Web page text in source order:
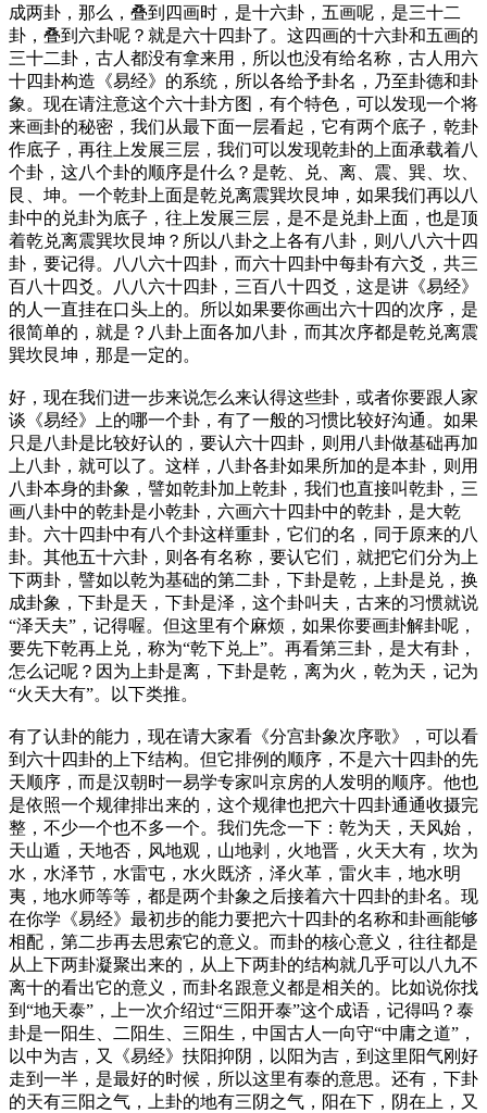
成两卦，那么，叠到四画时，是十六卦，五画呢，是三十二
卦，叠到六卦呢？就是六十四卦了。这四画的十六卦和五画的
三十二卦，古人都没有拿来用，所以也没有给名称，古人用六
十四卦构造《易经》的系统，所以各给予卦名，乃至卦德和卦
象。现在请注意这个六十卦方图，有个特色，可以发现一个将
来画卦的秘密，我们从最下面一层看起，它有两个底子，乾卦
作底子，再往上发展三层，我们可以发现乾卦的上面承载着八
个卦，这八个卦的顺序是什么？是乾、兑、离、震、巽、坎、
艮、坤。一个乾卦上面是乾兑离震巽坎艮坤，如果我们再以八
卦中的兑卦为底子，往上发展三层，是不是兑卦上面，也是顶
着乾兑离震巽坎艮坤？所以八卦之上各有八卦，则八八六十四
卦，要记得。八八六十四卦，而六十四卦中每卦有六爻，共三
百八十四爻。八八六十四卦，三百八十四爻，这是讲《易经》
的人一直挂在口头上的。所以如果要你画出六十四的次序，是
很简单的，就是？八卦上面各加八卦，而其次序都是乾兑离震
巽坎艮坤，那是一定的。
好，现在我们进一步来说怎么来认得这些卦，或者你要跟人家
谈《易经》上的哪一个卦，有了一般的习惯比较好沟通。如果
只是八卦是比较好认的，要认六十四卦，则用八卦做基础再加
上八卦，就可以了。这样，八卦各卦如果所加的是本卦，则用
八卦本身的卦象，譬如乾卦加上乾卦，我们也直接叫乾卦，三
画八卦中的乾卦是小乾卦，六画六十四卦中的乾卦，是大乾
卦。六十四卦中有八个卦这样重卦，它们的名，同于原来的八
卦。其他五十六卦，则各有名称，要认它们，就把它们分为上
下两卦，譬如以乾为基础的第二卦，下卦是乾，上卦是兑，换
成卦象，下卦是天，下卦是泽，这个卦叫夫，古来的习惯就说
“泽天夫”，记得喔。但这里有个麻烦，如果你要画卦解卦呢，
要先下乾再上兑，称为“乾下兑上”。再看第三卦，是大有卦，
怎么记呢？因为上卦是离，下卦是乾，离为火，乾为天，记为
“火天大有”。以下类推。
有了认卦的能力，现在请大家看《分宫卦象次序歌》，可以看
到六十四卦的上下结构。但它排例的顺序，不是六十四卦的先
天顺序，而是汉朝时一易学专家叫京房的人发明的顺序。他也
是依照一个规律排出来的，这个规律也把六十四卦通通收摄完
整，不少一个也不多一个。我们先念一下：乾为天，天风始，
天山遁，天地否，风地观，山地剥，火地晋，火天大有，坎为
水，水泽节，水雷屯，水火既济，泽火革，雷火丰，地水明
夷，地水师等等，都是两个卦象之后接着六十四卦的卦名。现
在你学《易经》最初步的能力要把六十四卦的名称和卦画能够
相配，第二步再去思索它的意义。而卦的核心意义，往往都是
从上下两卦凝聚出来的，从上下两卦的结构就几乎可以八九不
离十的看出它的意义，而卦名跟意义都是相关的。比如说你找
到“地天泰”，上一次介绍过“三阳开泰”这个成语，记得吗？泰
卦是一阳生、二阳生、三阳生，中国古人一向守“中庸之道”，
以中为吉，又《易经》扶阳抑阴，以阳为吉，到这里阳气刚好
走到一半，是最好的时候，所以这里有泰的意思。还有，下卦
的天有三阳之气，上卦的地有三阴之气，阳在下，阴在上，又